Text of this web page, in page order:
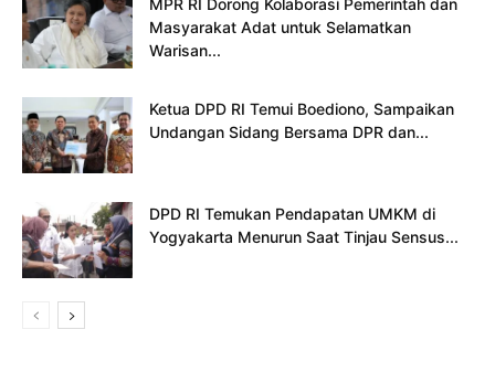
MPR RI Dorong Kolaborasi Pemerintah dan
Masyarakat Adat untuk Selamatkan
Warisan...
Ketua DPD RI Temui Boediono, Sampaikan
Undangan Sidang Bersama DPR dan...
DPD RI Temukan Pendapatan UMKM di
Yogyakarta Menurun Saat Tinjau Sensus...